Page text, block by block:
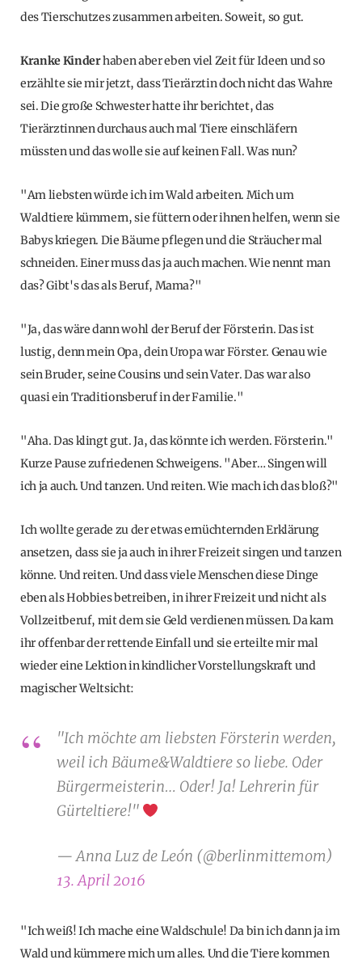
des Tierschutzes zusammen arbeiten. Soweit, so gut.
Kranke Kinderhaben aber eben viel Zeit für Ideen und so
erzählte sie mir jetzt, dass Tierärztin doch nicht das Wahre
sei. Die große Schwester hatte ihr berichtet, das
Tierärztinnen durchaus auch mal Tiere einschläfern
müssten und das wolle sie auf keinen Fall. Was nun?
"Am liebsten würde ich im Wald arbeiten. Mich um
Waldtiere kümmern, sie füttern oder ihnen helfen, wenn sie
Babys kriegen. Die Bäume pflegen und die Sträucher mal
schneiden. Einer muss das ja auch machen. Wie nennt man
das? Gibt's das als Beruf, Mama?"
"Ja, das wäre dann wohl der Beruf der Försterin. Das ist
lustig, denn mein Opa, dein Uropa war Förster. Genau wie
sein Bruder, seine Cousins und sein Vater. Das war also
quasi ein Traditionsberuf in der Familie."
"Aha. Das klingt gut. Ja, das könnte ich werden. Försterin."
Kurze Pause zufriedenen Schweigens. "Aber… Singen will
ich ja auch. Und tanzen. Und reiten. Wie mach ich das bloß?"
Ich wollte gerade zu der etwas ernüchternden Erklärung
ansetzen, dass sie ja auch in ihrer Freizeit singen und tanzen
könne. Und reiten. Und dass viele Menschen diese Dinge
eben als Hobbies betreiben, in ihrer Freizeit und nicht als
Vollzeitberuf, mit dem sie Geld verdienen müssen. Da kam
ihr offenbar der rettende Einfall und sie erteilte mir mal
wieder eine Lektion in kindlicher Vorstellungskraft und
magischer Weltsicht:
"Ich möchte am liebsten Försterin werden,
weil ich Bäume&Waldtiere so liebe. Oder
Bürgermeisterin… Oder! Ja! Lehrerin für
Gürteltiere!"
— Anna Luz de León (@berlinmittemom)
13. April 2016
"Ich weiß! Ich mache eine Waldschule! Da bin ich dann ja im
Wald und kümmere mich um alles. Und die Tiere kommen